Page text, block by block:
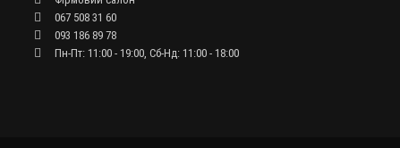
067 508 31 60
093 186 89 78
Пн-Пт: 11:00 - 19:00, Сб-Нд: 11:00 - 18:00